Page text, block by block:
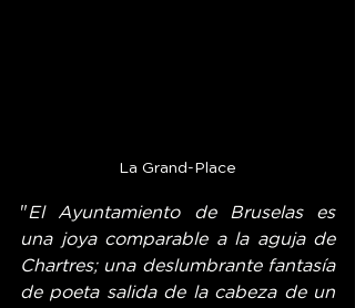
La Grand-Place
"El Ayuntamiento de Bruselas es
una joya comparable a la aguja de
Chartres; una deslumbrante fantasía
de poeta salida de la cabeza de un